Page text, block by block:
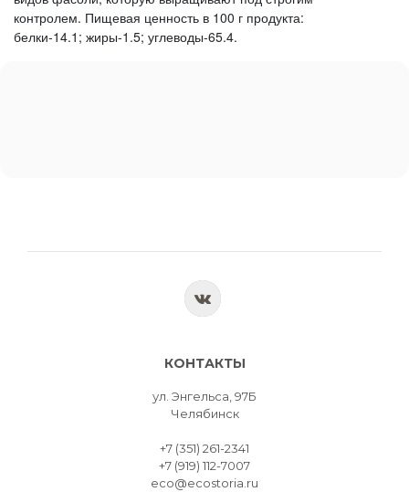
контролем. Пищевая ценность в 100 г продукта:
белки-14.1; жиры-1.5; углеводы-65.4.
КОНТАКТЫ
ул. Энгельса, 97Б
Челябинск
+7 (351) 261-2341
+7 (919) 112-7007
eco@ecostoria.ru